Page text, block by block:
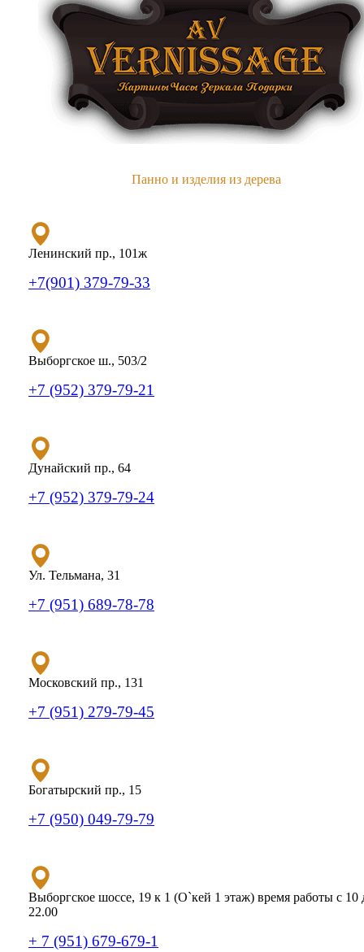
Панно и изделия из дерева
Ленинский пр., 101ж
+7(901) 379-79-33
Выборгское ш., 503/2
+7 (952) 379-79-21
Дунайский пр., 64
+7 (952) 379-79-24
Ул. Тельмана, 31
+7 (951) 689-78-78
Московский пр., 131
+7 (951) 279-79-45
Богатырский пр., 15
+7 (950) 049-79-79
Выборгское шоссе, 19 к 1 (О`кей 1 этаж) время работы с 10
22.00
+ 7 (951) 679-679-1